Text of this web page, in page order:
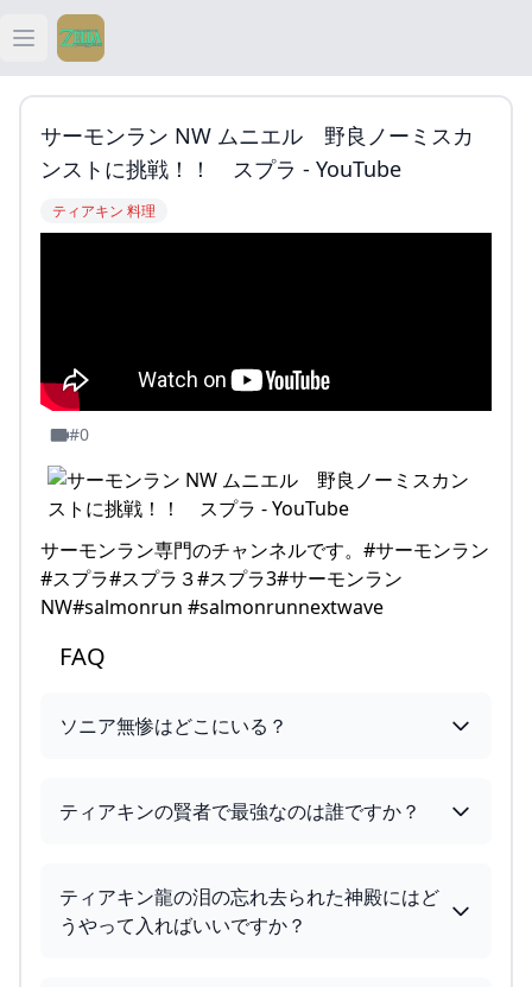
Open main menu
ティアキン
ティアキン 祠
サーモンラン NW ムニエル 野良ノーミスカ
ンストに挑戦！！ スプラ - YouTube
ティアキン 料理
#0
サーモンラン専門のチャンネルです。#サーモンラン
#スプラ#スプラ３#スプラ3#サーモンラン
NW#salmonrun #salmonrunnextwave
FAQ
ソニア無惨はどこにいる？
ティアキンの賢者で最強なのは誰ですか？
ティアキン龍の泪の忘れ去られた神殿にはど
うやって入ればいいですか？